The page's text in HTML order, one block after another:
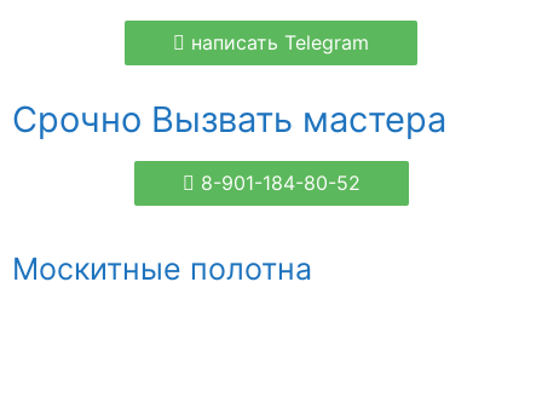
написать Telegram
Срочно Вызвать мастера
8-901-184-80-52
Москитные полотна